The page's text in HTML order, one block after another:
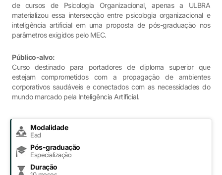
de cursos de Psicologia Organizacional, apenas a ULBRA
materializou essa intersecção entre psicologia organizacional e
inteligência artificial em uma proposta de pós-graduação nos
parâmetros exigidos pelo MEC.
Público-alvo:
Curso destinado para portadores de diploma superior que
estejam comprometidos com a propagação de ambientes
corporativos saudáveis e conectados com as necessidades do
mundo marcado pela Inteligência Artificial.
Modalidade
Ead
Pós-graduação
Especialização
Duração